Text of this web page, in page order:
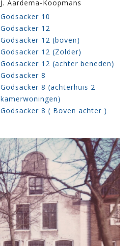
J. Aardema-Koopmans
Godsacker 10
Godsacker 12
Godsacker 12 (boven)
Godsacker 12 (Zolder)
Godsacker 12 (achter beneden)
Godsacker 8
Godsacker 8 (achterhuis 2
kamerwoningen)
Godsacker 8 ( Boven achter )